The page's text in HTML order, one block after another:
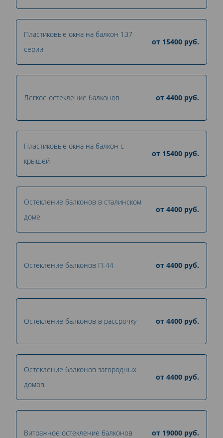
Пластиковые окна на балкон 137
серии
от 15400 руб.
Легкое остекление балконов от 4400 руб.
Пластиковые окна на балкон с
крышей
от 15400 руб.
Остекление балконов в сталинском
доме
от 4400 руб.
Остекление балконов П-44 от 4400 руб.
Остекление балконов в рассрочку от 4400 руб.
Остекление балконов загородных
домов
от 4400 руб.
Витражное остекление балконов от 19000 руб.